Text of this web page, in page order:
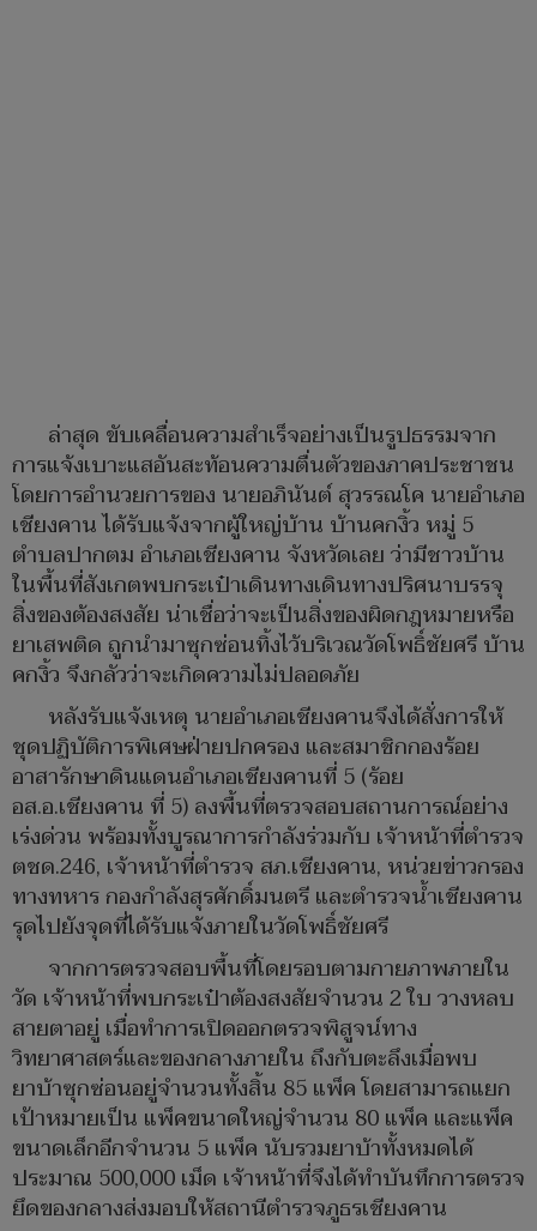
ล่าสุด ขับเคลื่อนความสำเร็จอย่างเป็นรูปธรรมจาก
การแจ้งเบาะแสอันสะท้อนความตื่นตัวของภาคประชาชน
โดยการอำนวยการของ นายอภินันต์ สุวรรณโค นายอำเภอ
เชียงคาน ได้รับแจ้งจากผู้ใหญ่บ้าน บ้านคกงิ้ว หมู่ 5
ตำบลปากตม อำเภอเชียงคาน จังหวัดเลย ว่ามีชาวบ้าน
ในพื้นที่สังเกตพบกระเป๋าเดินทางเดินทางปริศนาบรรจุ
สิ่งของต้องสงสัย น่าเชื่อว่าจะเป็นสิ่งของผิดกฎหมายหรือ
ยาเสพติด ถูกนำมาซุกซ่อนทิ้งไว้บริเวณวัดโพธิ์ชัยศรี บ้าน
คกงิ้ว จึงกลัวว่าจะเกิดความไม่ปลอดภัย
หลังรับแจ้งเหตุ นายอำเภอเชียงคานจึงได้สั่งการให้
ชุดปฏิบัติการพิเศษฝ่ายปกครอง และสมาชิกกองร้อย
อาสารักษาดินแดนอำเภอเชียงคานที่ 5 (ร้อย
อส.อ.เชียงคาน ที่ 5) ลงพื้นที่ตรวจสอบสถานการณ์อย่าง
เร่งด่วน พร้อมทั้งบูรณาการกำลังร่วมกับ เจ้าหน้าที่ตำรวจ
ตชด.246, เจ้าหน้าที่ตำรวจ สภ.เชียงคาน, หน่วยข่าวกรอง
ทางทหาร กองกำลังสุรศักดิ์มนตรี และตำรวจน้ำเชียงคาน
รุดไปยังจุดที่ได้รับแจ้งภายในวัดโพธิ์ชัยศรี
จากการตรวจสอบพื้นที่โดยรอบตามกายภาพภายใน
วัด เจ้าหน้าที่พบกระเป๋าต้องสงสัยจำนวน 2 ใบ วางหลบ
สายตาอยู่ เมื่อทำการเปิดออกตรวจพิสูจน์ทาง
วิทยาศาสตร์และของกลางภายใน ถึงกับตะลึงเมื่อพบ
ยาบ้าซุกซ่อนอยู่จำนวนทั้งสิ้น 85 แพ็ค โดยสามารถแยก
เป้าหมายเป็น แพ็คขนาดใหญ่จำนวน 80 แพ็ค และแพ็ค
ขนาดเล็กอีกจำนวน 5 แพ็ค นับรวมยาบ้าทั้งหมดได้
ประมาณ 500,000 เม็ด เจ้าหน้าที่จึงได้ทำบันทึกการตรวจ
ยึดของกลางส่งมอบให้สถานีตำรวจภูธรเชียงคาน